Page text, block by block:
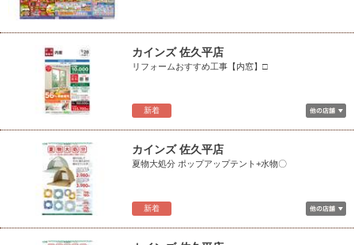
新着
カインズ 佐久平店
リフォームおすすめ工事【内窓】□
新着
カインズ 佐久平店
夏物大処分 ポップアップテント+水物〇